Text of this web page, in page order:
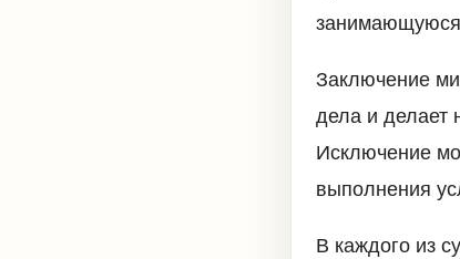
занимающуюся
Заключение
дела и делает
Исключение
выполнения
В каждого из